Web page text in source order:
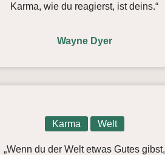
Karma, wie du reagierst, ist deins.“
Wayne Dyer
Karma Welt
„Wenn du der Welt etwas Gutes gibst,